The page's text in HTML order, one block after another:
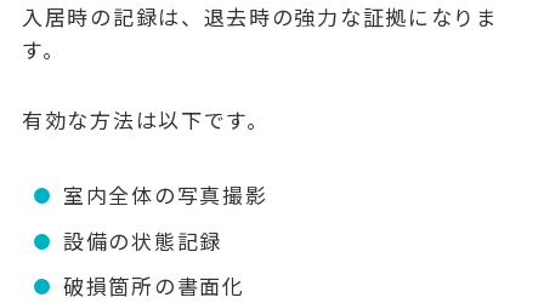
入居時の記録は、退去時の強力な証拠になりま
す。
有効な方法は以下です。
室内全体の写真撮影
設備の状態記録
破損箇所の書面化